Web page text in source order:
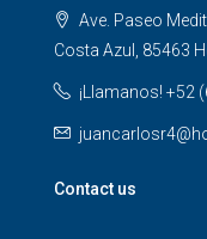
Ave. Paseo
Costa Azul, 85463
¡Llamanos! +52
Contact us